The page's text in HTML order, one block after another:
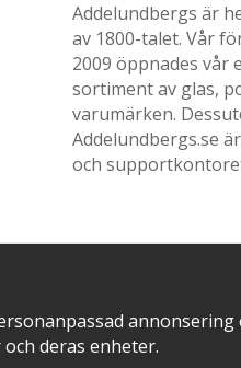
Addelundbergs är
av 1800-talet. Vår
2009 öppnades vår
sortiment av glas,
varumärken.
Addelundbergs.se
och
deras enheter.